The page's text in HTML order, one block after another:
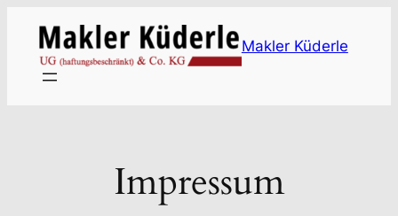
Inhalt
springen
Makler Küderle
Impressum